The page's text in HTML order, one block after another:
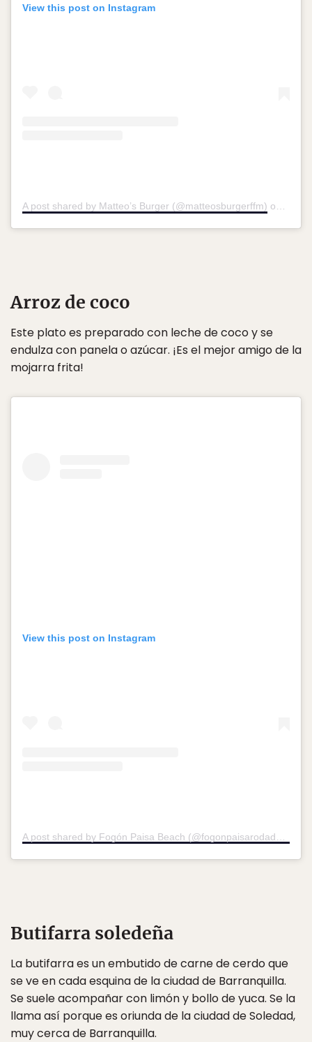
View this post on Instagram
A post shared by Matteo’s Burger (@matteosburgerffm) on
Arroz de coco
Este plato es preparado con leche de coco y se
endulza con panela o azúcar. ¡Es el mejor amigo de la
mojarra frita!
View this post on Instagram
Butifarra soledeña
La butifarra es un embutido de carne de cerdo que
se ve en cada esquina de la ciudad de Barranquilla.
Se suele acompañar con limón y bollo de yuca. Se la
llama así porque es oriunda de la ciudad de Soledad,
muy cerca de Barranquilla.